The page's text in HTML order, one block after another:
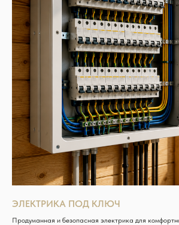
ЭЛЕКТРИКА ПОД КЛЮЧ
Продуманная и безопасная электрика для